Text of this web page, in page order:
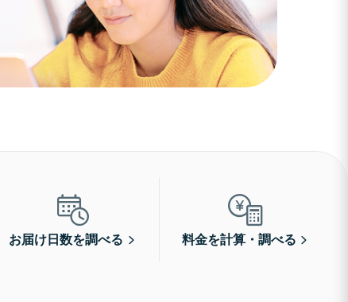
お届け日数を調べる 料金を計算・調べる